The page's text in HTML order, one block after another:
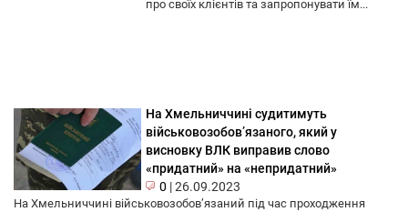
про своїх клієнтів та запропонувати їм...
На Хмельниччині судитимуть
військовозобов’язаного, який у
висновку ВЛК виправив слово
«придатний» на «непридатний»
0 |26.09.2023
На Хмельниччині військовозобов’язаний під час проходження